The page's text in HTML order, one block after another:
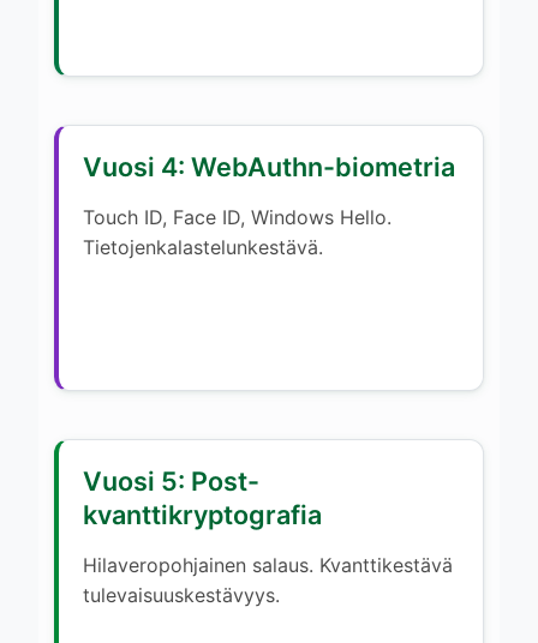
Vuosi 4: WebAuthn-biometria
Touch ID, Face ID, Windows Hello.
Tietojenkalastelunkestävä.
Vuosi 5: Post-
kvanttikryptografia
Hilaveropohjainen salaus. Kvanttikestävä
tulevaisuuskestävyys.